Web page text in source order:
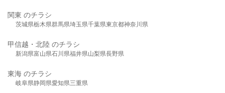
関東 のチラシ
茨城県栃木県群馬県埼玉県千葉県東京都神奈川県
甲信越・北陸 のチラシ
新潟県富山県石川県福井県山梨県長野県
東海 のチラシ
岐阜県静岡県愛知県三重県